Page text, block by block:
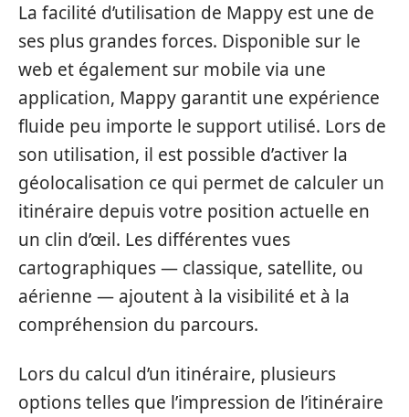
La facilité d’utilisation de Mappy est une de
ses plus grandes forces. Disponible sur le
web et également sur mobile via une
application, Mappy garantit une expérience
fluide peu importe le support utilisé. Lors de
son utilisation, il est possible d’activer la
géolocalisation ce qui permet de calculer un
itinéraire depuis votre position actuelle en
un clin d’œil. Les différentes vues
cartographiques — classique, satellite, ou
aérienne — ajoutent à la visibilité et à la
compréhension du parcours.
Lors du calcul d’un itinéraire, plusieurs
options telles que l’impression de l’itinéraire